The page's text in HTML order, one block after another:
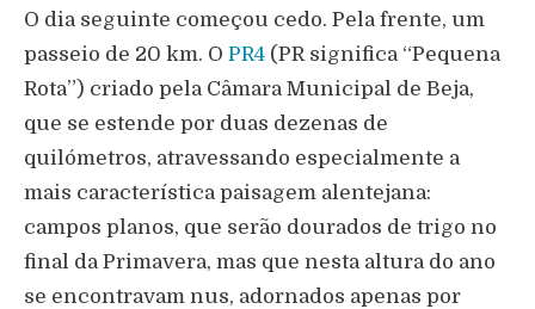
O dia seguinte começou cedo. Pela frente, um
passeio de 20 km. O PR4 (PR significa “Pequena
Rota”) criado pela Câmara Municipal de Beja,
que se estende por duas dezenas de
quilómetros, atravessando especialmente a
mais característica paisagem alentejana:
campos planos, que serão dourados de trigo no
final da Primavera, mas que nesta altura do ano
se encontravam nus, adornados apenas por